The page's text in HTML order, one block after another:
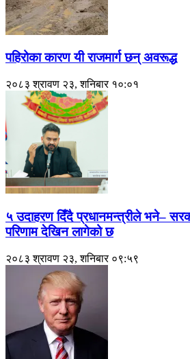
पहिरोका कारण यी राजमार्ग छन् अवरूद्ध
२०८३ श्रावण २३, शनिबार १०:०१
५ उदाहरण दिँदै प्रधानमन्त्रीले भने–
परिणाम देखिन लागेको छ
२०८३ श्रावण २३, शनिबार ०९:५९